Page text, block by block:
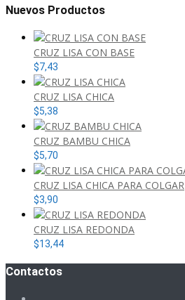
Nuevos Productos
CRUZ LISA CON BASE
$7,43
CRUZ LISA CHICA
$5,38
CRUZ BAMBU CHICA
$5,70
CRUZ LISA CHICA PARA COLGAR
$3,90
CRUZ LISA REDONDA
$13,44
Contactos